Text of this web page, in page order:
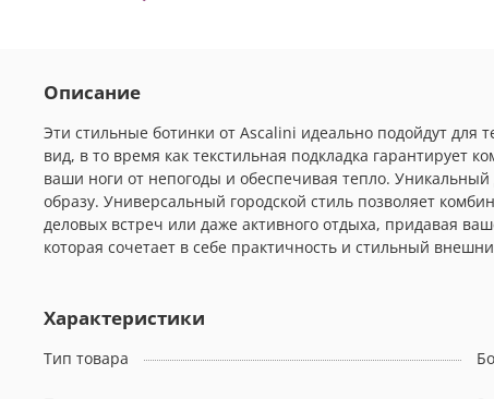
Описание
Эти стильные ботинки от Ascalini идеально подойдут для
вид, в то время как текстильная подкладка
ваши ноги от непогоды и обеспечивая тепло.
образу. Универсальный городской стиль позволяет
деловых встреч или даже активного отдыха, придавая
которая сочетает в себе практичность и стильный
Характеристики
Тип товара